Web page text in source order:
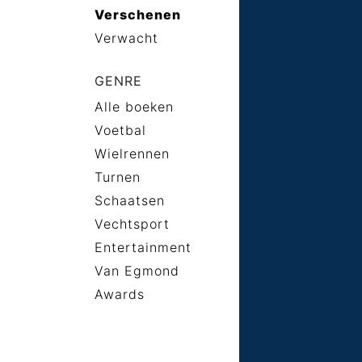
Verschenen
Verwacht
GENRE
Alle boeken
Voetbal
Wielrennen
Turnen
Schaatsen
Vechtsport
Entertainment
Van Egmond
Awards